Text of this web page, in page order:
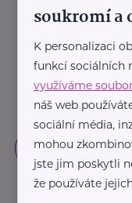
soukromí a
K personalizaci
funkcí sociálních
využíváme
náš web
sociální média,
mohou
jste jim poskytli
že používáte